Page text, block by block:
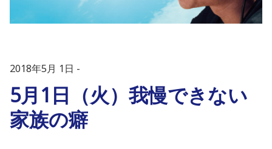
2018年5月 1日
5月1日（火）我慢できない
家族の癖